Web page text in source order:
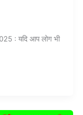
: यदि आप लोग भी